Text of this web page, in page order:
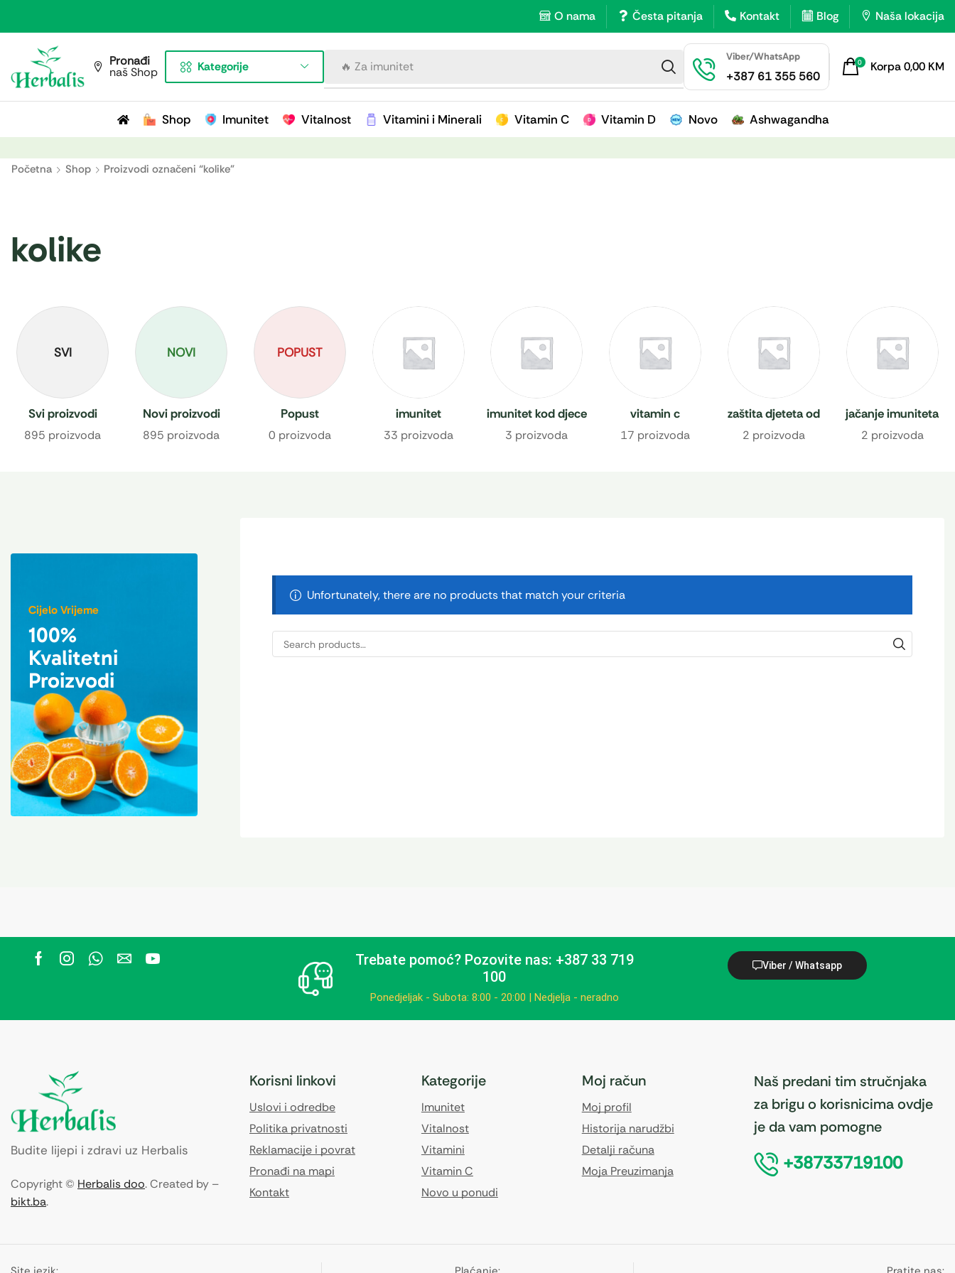
O nama Česta pitanja Kontakt Blog Naša lokacija
Pronađi
naš Shop Kategorije 🔥 Za imunitet
Viber/WhatsApp
+387 61 355 560
0 Korpa0,00 KM
Shop Imunitet Vitalnost Vitamini i Minerali Vitamin C Vitamin D Novo Ashwagandha
Početna Shop Proizvodi označeni “kolike”
kolike
SVI
Svi proizvodi
895 proizvoda
NOVI
Novi proizvodi
895 proizvoda
POPUST
Popust
0 proizvoda
imunitet
33 proizvoda
imunitet kod djece
3 proizvoda
vitamin c
17 proizvoda
zaštita djeteta od
prehlade
2 proizvoda
jačanje imuniteta
2 proizvoda
Cijelo Vrijeme
100%
Kvalitetni
Proizvodi
Unfortunately, there are no products that match your criteria
Trebate pomoć?Pozovite nas: +387 33 719
100
Ponedjeljak - Subota: 8:00 - 20:00 | Nedjelja - neradno
Viber / Whatsapp
Budite lijepi i zdravi uz Herbalis
Copyright © Herbalis doo. Created by –
bikt.ba.
Korisni linkovi
Uslovi i odredbe
Politika privatnosti
Reklamacije i povrat
Pronađi na mapi
Kontakt
Kategorije
Imunitet
Vitalnost
Vitamini
Vitamin C
Novo u ponudi
Moj račun
Moj profil
Historija narudžbi
Detalji računa
Moja Preuzimanja
Naš predani tim stručnjaka
za brigu o korisnicima ovdje
je da vam pomogne
+38733719100